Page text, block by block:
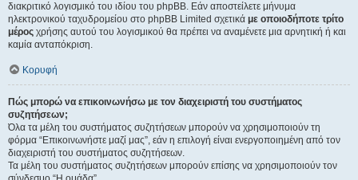
διακριτικό λογισμικό του ιδίου του phpBB. Εάν αποστείλετε μήνυμα
ηλεκτρονικού ταχυδρομείου στο phpBB Limited σχετικά με οποιοδήποτε τρίτο
μέρος χρήσης αυτού του λογισμικού θα πρέπει να αναμένετε μια αρνητική ή και
καμία ανταπόκριση.
Κορυφή
Πώς μπορώ να επικοινωνήσω με τον διαχειριστή του συστήματος
συζητήσεων;
Όλα τα μέλη του συστήματος συζητήσεων μπορούν να χρησιμοποιούν τη
φόρμα “Επικοινωνήστε μαζί μας”, εάν η επιλογή είναι ενεργοποιημένη από τον
διαχειριστή του συστήματος συζητήσεων.
Τα μέλη του συστήματος συζητήσεων μπορούν επίσης να χρησιμοποιούν τον